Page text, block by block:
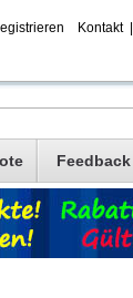
Kontakt|
Feedback